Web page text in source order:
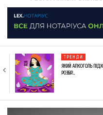
МОНІТОРИНГ ЗАКОНОДАВСТВА
ФРАНЧАЙЗИНГ
КНИГИ
ТРЕНДИ
ЯКИЙ АЛКОГОЛЬ
РОЗБІР…